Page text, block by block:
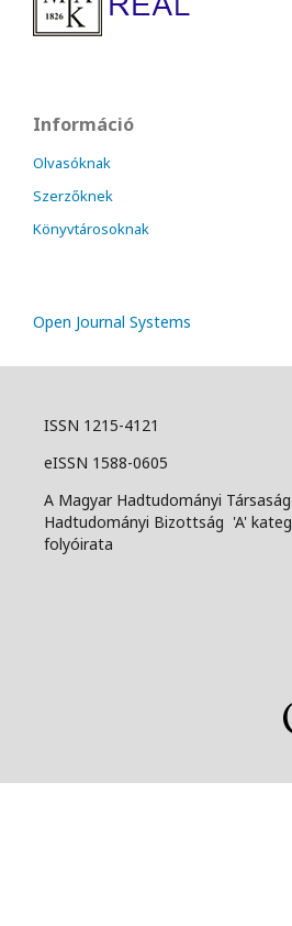
Információ
Olvasóknak
Szerzőknek
Könyvtárosoknak
Open Journal Systems
ISSN 1215-4121
eISSN 1588-0605
A Magyar Hadtudományi
Hadtudományi Bizottság 'A'
folyóirata